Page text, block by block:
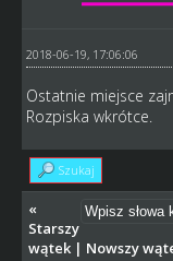
2018-06-19, 17:06:06
Ostatnie miejsce
Rozpiska wkrótce.
Szukaj
«
Starszy
wątek| Nowszy